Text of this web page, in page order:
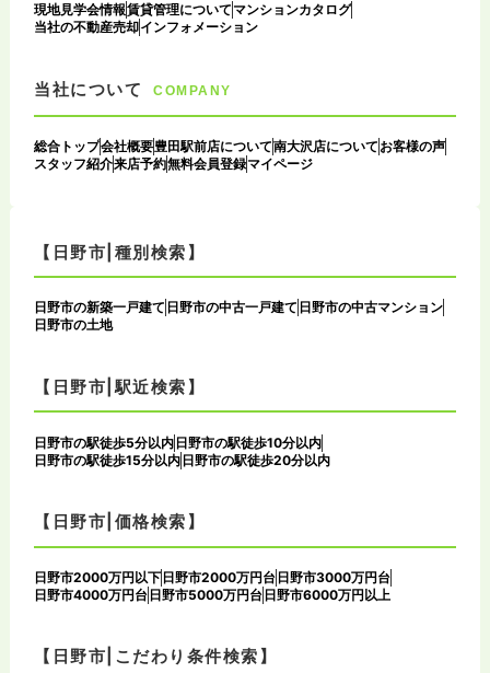
現地見学会情報賃貸管理について マンションカタログ
当社の不動産売却インフォメーション
当社について COMPANY
総合トップ会社概要豊田駅前店について南大沢店について お客様の声
スタッフ紹介来店予約無料会員登録マイページ
【日野市|種別検索】
日野市の新築一戸建て 日野市の中古一戸建て 日野市の中古マンション
日野市の土地
【日野市|駅近検索】
日野市の駅徒歩5分以内日野市の駅徒歩10分以内
日野市の駅徒歩15分以内日野市の駅徒歩20分以内
【日野市|価格検索】
日野市2000万円以下 日野市2000万円台 日野市3000万円台
日野市4000万円台 日野市5000万円台 日野市6000万円以上
【日野市|こだわり条件検索】